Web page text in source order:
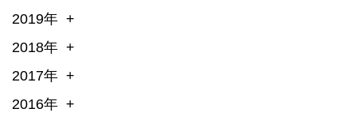
2019年
2018年
2017年
2016年